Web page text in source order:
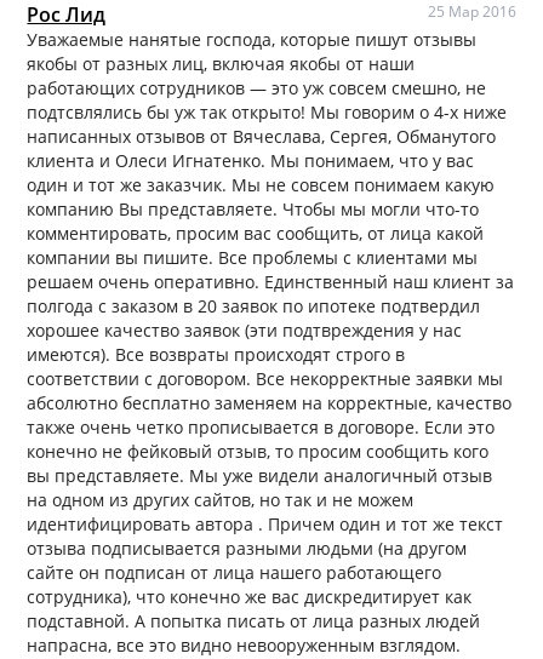
Рос Лид 25 Мар 2016
Уважаемые нанятые господа, которые пишут отзывы
якобы от разных лиц, включая якобы от наши
работающих сотрудников — это уж совсем смешно, не
подтсвлялись бы уж так открыто! Мы говорим о 4-х ниже
написанных отзывов от Вячеслава, Сергея, Обманутого
клиента и Олеси Игнатенко. Мы понимаем, что у вас
один и тот же заказчик. Мы не совсем понимаем какую
компанию Вы представляете. Чтобы мы могли что-то
комментировать, просим вас сообщить, от лица какой
компании вы пишите. Все проблемы с клиентами мы
решаем очень оперативно. Единственный наш клиент за
полгода с заказом в 20 заявок по ипотеке подтвердил
хорошее качество заявок (эти подтвреждения у нас
имеются). Все возвраты происходят строго в
соответствии с договором. Все некорректные заявки мы
абсолютно бесплатно заменяем на корректные, качество
также очень четко прописывается в договоре. Если это
конечно не фейковый отзыв, то просим сообщить кого
вы представляете. Мы уже видели аналогичный отзыв
на одном из других сайтов, но так и не можем
идентифицировать автора . Причем один и тот же текст
отзыва подписывается разными людьми (на другом
сайте он подписан от лица нашего работающего
сотрудника), что конечно же вас дискредитирует как
подставной. А попытка писать от лица разных людей
напрасна, все это видно невооруженным взглядом.